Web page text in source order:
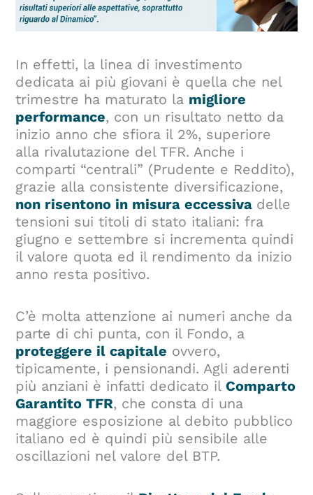
In effetti, la linea di investimento
dedicata ai più giovani è quella che nel
trimestre ha maturato la migliore
performance, con un risultato netto da
inizio anno che sfiora il 2%, superiore
alla rivalutazione del TFR. Anche i
comparti “centrali” (Prudente e Reddito),
grazie alla consistente diversificazione,
non risentono in misura eccessiva delle
tensioni sui titoli di stato italiani: fra
giugno e settembre si incrementa quindi
il valore quota ed il rendimento da inizio
anno resta positivo.
C’è molta attenzione ai numeri anche da
parte di chi punta, con il Fondo, a
proteggere il capitale ovvero,
tipicamente, i pensionandi. Agli aderenti
più anziani è infatti dedicato il Comparto
Garantito TFR, che consta di una
maggiore esposizione al debito pubblico
italiano ed è quindi più sensibile alle
oscillazioni nel valore del BTP.